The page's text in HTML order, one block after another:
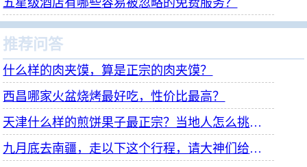
五星级酒店有哪些容易被忽略的免费服务？
推荐问答
什么样的肉夹馍，算是正宗的肉夹馍？
西昌哪家火盆烧烤最好吃，性价比最高？
天津什么样的煎饼果子最正宗？当地人怎么挑煎饼铺？
九月底去南疆，走以下这个行程，请大神们给点建议？